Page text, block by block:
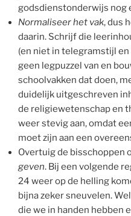
godsdienstonderwijs nog
Normaliseer het vak, dus
daarin. Schrijf die
(en niet in telegramstijl
geen legpuzzel van en
schoolvakken dat doen,
duidelijk uitgeschreven
de religiewetenschap en
weer stevig aan, omdat
moet zijn aan een
Overtuig de bisschoppen
geven. Bij een volgende
24 weer op de helling
bijna zeker sneuvelen.
die we in handen hebben